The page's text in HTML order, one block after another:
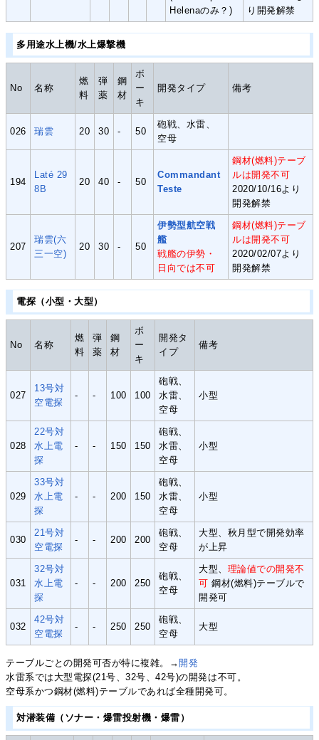
Helenaのみ？)
り開発解禁
多用途水上機/水上爆撃機
No 名称
燃
料
弾
薬
鋼
材
ボ
ー
キ
開発タイプ 備考
026 瑞雲 20 30 - 50
砲戦、水雷、
空母
194
Laté 29
8B
20 40 - 50
Commandant
Teste
鋼材(燃料)テーブ
ルは開発不可
2020/10/16より
開発解禁
207
瑞雲(六
三一空)
20 30 - 50
伊勢型航空戦
艦
戦艦の伊勢・
日向では不可
鋼材(燃料)テーブ
ルは開発不可
2020/02/07より
開発解禁
電探（小型・大型）
No 名称
燃
料
弾
薬
鋼
材
ボ
ー
キ
開発タ
イプ
備考
027
13号対
空電探
- - 100 100
砲戦、
水雷、
空母
小型
028
22号対
水上電
探
- - 150 150
砲戦、
水雷、
空母
小型
029
33号対
水上電
探
- - 200 150
砲戦、
水雷、
空母
小型
030
21号対
空電探
- - 200 200
砲戦、
空母
大型、秋月型で開発効率
が上昇
031
32号対
水上電
探
- - 200 250
砲戦、
空母
大型、 理論値での開発不
可 鋼材(燃料)テーブルで
開発可
032
42号対
空電探
- - 250 250
砲戦、
空母
大型
テーブルごとの開発可否が特に複雑。→ 開発
水雷系では大型電探(21号、32号、42号)の開発は不可。
空母系かつ鋼材(燃料)テーブルであれば全種開発可。
対潜装備（ソナー・爆雷投射機・爆雷）